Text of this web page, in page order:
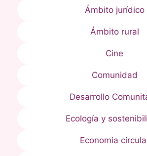
Ámbito jurídico
Ámbito rural
Cine
Comunidad
Desarrollo
Ecología y
Economia